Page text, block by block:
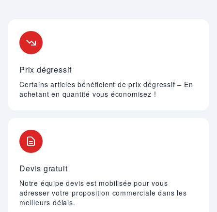
Prix dégressif
Certains articles bénéficient de prix dégressif – En
achetant en quantité vous économisez !
Devis gratuit
Notre équipe devis est mobilisée pour vous
adresser votre proposition commerciale dans les
meilleurs délais.